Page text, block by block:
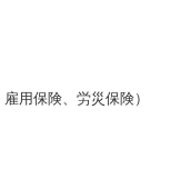
用保険、労災保険）